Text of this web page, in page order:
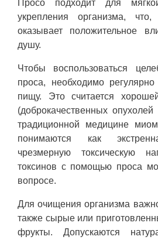
Просо подходит для
укрепления организма,
оказывает положительное
душу.
Чтобы воспользоваться
проса, необходимо
пищу. Это считается
(доброкачественных
традиционной медицине
понимаются как
чрезмерную токсическую
токсинов с помощью проса
вопросе.
Для очищения организма
также сырые или
фрукты. Допускаются